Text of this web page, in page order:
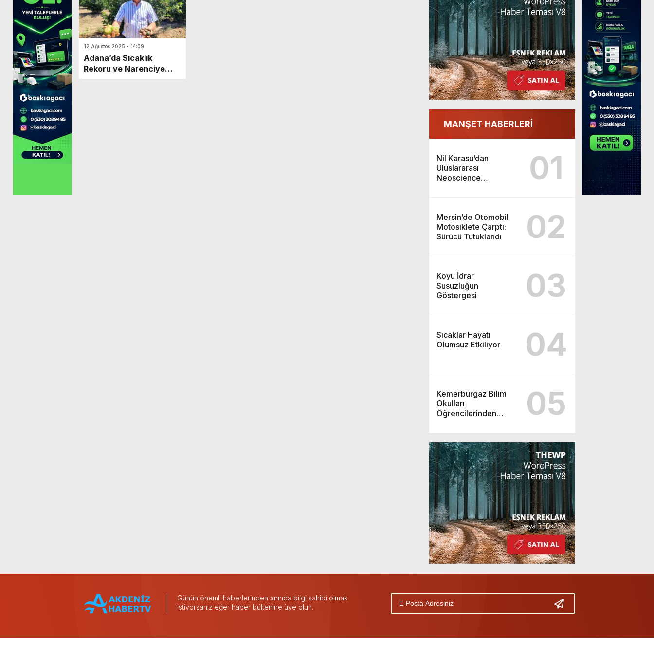
12 Ağustos 2025 - 14:09
Adana’da Sıcaklık
Rekoru ve Narenciye
MANŞET HABERLERİ
Nil Karasu’dan
Uluslararası
Neoscience
01
Mersin’de Otomobil
Motosiklete Çarptı:
Sürücü Tutuklandı
02
Koyu İdrar
Susuzluğun
Göstergesi
03
Sıcaklar Hayatı
Olumsuz Etkiliyor
04
Kemerburgaz Bilim
Okulları
Öğrencilerinden
Kazandı
05
Günün önemli haberlerinden anında bilgi sahibi olmak
istiyorsanız eğer haber bültenine üye olun.